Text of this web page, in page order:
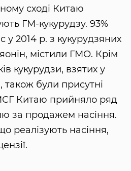
сході Китаю
ГМ-кукурудзу. 93%
у 2014 р. з кукурудзяних
містили ГМО. Крім
кукурудзи, взятих у
також були присутні
Китаю прийняло ряд
за продажем насіння.
реалізують насіння,